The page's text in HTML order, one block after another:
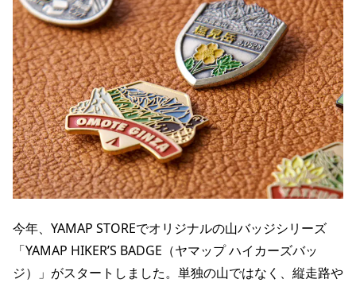
今年、YAMAP STOREでオリジナルの山バッジシリーズ
「YAMAP HIKER’S BADGE（ヤマップ ハイカーズバッ
ジ）」がスタートしました。単独の山ではなく、縦走路や